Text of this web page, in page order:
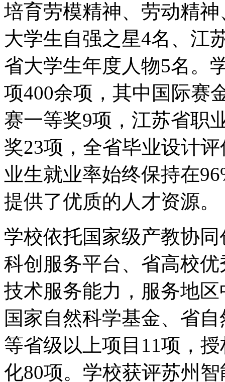
培育劳模精神、劳动精
大学生自强之星4名、江
省大学生年度人物5名。
项400余项，其中国际赛
赛一等奖9项，江苏省职
奖23项，全省毕业设计
业生就业率始终保持在
提供了优质的人才资源。
学校依托国家级产教协
科创服务平台、省高校
技术服务能力，服务地
国家自然科学基金、省
等省级以上项目11项，
化80项。学校获评苏州